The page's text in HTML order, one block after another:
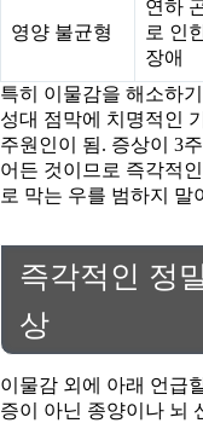
영양 불균형
연하
로 인
장애
특히 이물감을 해소하
성대 점막에 치명적인
주원인이 됨. 증상이 3
어든 것이므로 즉각적
로 막는 우를 범하지 말
즉각적인 정
상
이물감 외에 아래 언급
증이 아닌 종양이나 뇌